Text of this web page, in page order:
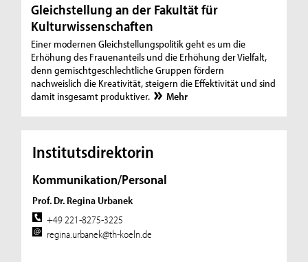
Gleichstellung an der Fakultät für
Kulturwissenschaften
Einer modernen Gleichstellungspolitik geht es um die
Erhöhung des Frauenanteils und die Erhöhung der Vielfalt,
denn gemischtgeschlechtliche Gruppen fördern
nachweislich die Kreativität, steigern die Effektivität und sind
damit insgesamt produktiver.
Mehr
Institutsdirektorin
Kommunikation/Personal
Prof. Dr. Regina Urbanek
+49 221-8275-3225
regina.urbanek@th-koeln.de